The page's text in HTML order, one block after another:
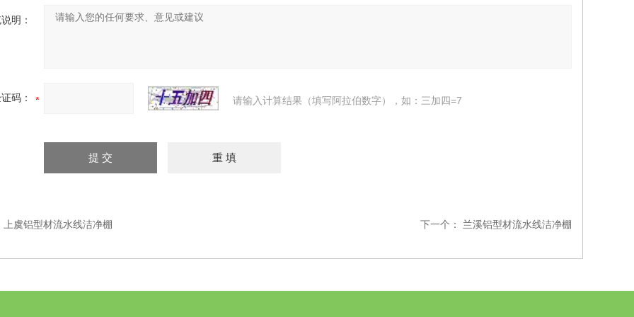
明：
码： 请输入计算结果（填写阿拉伯数字），如：三加四=7
上虞铝型材流水线洁净棚 下一个： 兰溪铝型材流水线洁净棚